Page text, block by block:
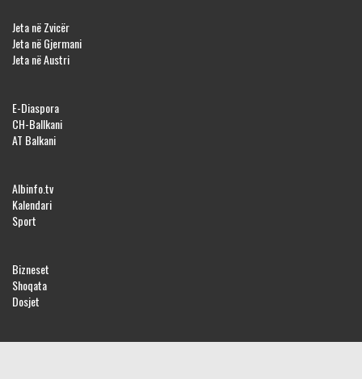
Jeta në Zvicër
Jeta në Gjermani
Jeta në Austri
E-Diaspora
CH-Ballkani
AT Balkani
Albinfo.tv
Kalendari
Sport
Bizneset
Shoqata
Dosjet